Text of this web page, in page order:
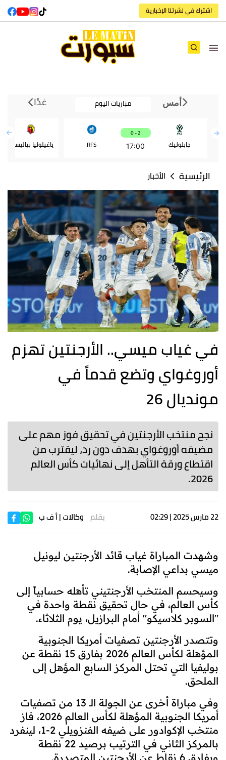
اشترك في نشرتنا الإخبارية
أمس مباريات اليوم غدًا
جابلونيك
2 - 0
17:00
RFS
الرئيسية الأخبار
في غياب ميسي.. الأرجنتين تهزم
أوروغواي وتضع قدماً في
مونديال 26
نجح منتخب الأرجنتين في تحقيق فوز مهم على
مضيفه أوروغواي بهدف دون رد، ليقترب من
اقتطاع ورقة التأهل إلى نهائيات كأس العالم
2026.
22 مارس 2025 | 02:29 بقلم وكالات| أ ف ب
وشهدت المباراة غياب قائد الأرجنتين ليونيل
ميسي بداعي الإصابة.
وسيحسم المنتخب الأرجنتيني تأهله حسابياً إلى
كأس العالم، في حال تحقيق نقطة واحدة في
"السوبر كلاسيكو" أمام البرازيل، يوم الثلاثاء.
وتتصدر الأرجنتين تصفيات أمريكا الجنوبية
المؤهلة لكأس العالم 2026 بفارق 15 نقطة عن
بوليفيا التي تحتل المركز السابع المؤهل إلى
الملحق.
وفي مباراة أخرى عن الجولة الـ 13 من تصفيات
أمريكا الجنوبية المؤهلة لكأس العالم 2026، فاز
منتخب الإكوادور على ضيفه الفنزويلي 2-1، لينفرد
بالمركز الثاني في الترتيب برصيد 22 نقطة
وبفارق 6 نقاط عن الأرجنتين المتصدرة.